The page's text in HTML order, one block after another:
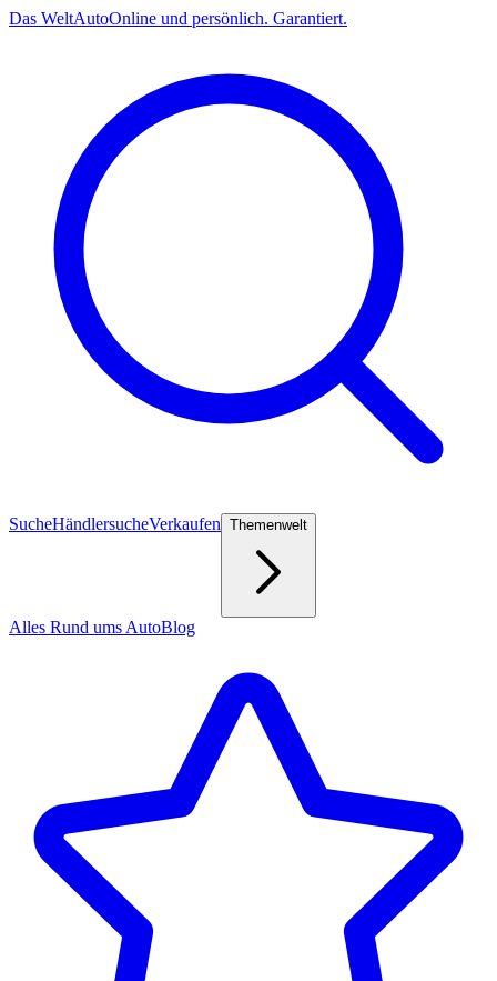
Das WeltAutoOnline und persönlich. Garantiert.
SucheHändlersucheVerkaufen Themenwelt
Alles Rund ums AutoBlog